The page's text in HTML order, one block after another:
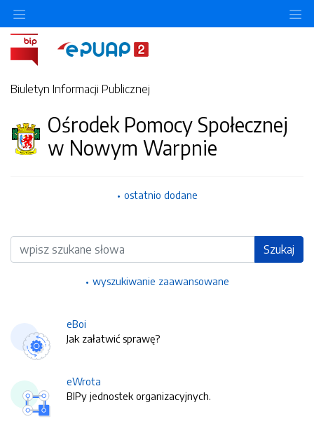
Biuletyn Informacji Publicznej
Ośrodek Pomocy Społecznej
w Nowym Warpnie
ostatnio dodane
Wyszukiwarka Szukaj
wyszukiwanie zaawansowane
eBoi
Jak załatwić sprawę?
eWrota
BIPy jednostek organizacyjnych.